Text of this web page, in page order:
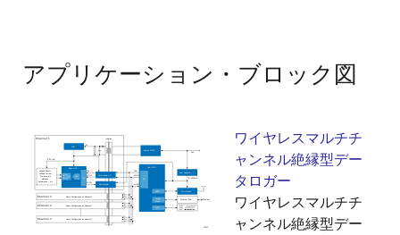
アプリケーション・ブロック図
ワイヤレスマルチチ
ャンネル絶縁型デー
タロガー
ワイヤレスマルチチ
ャンネル絶縁型デー